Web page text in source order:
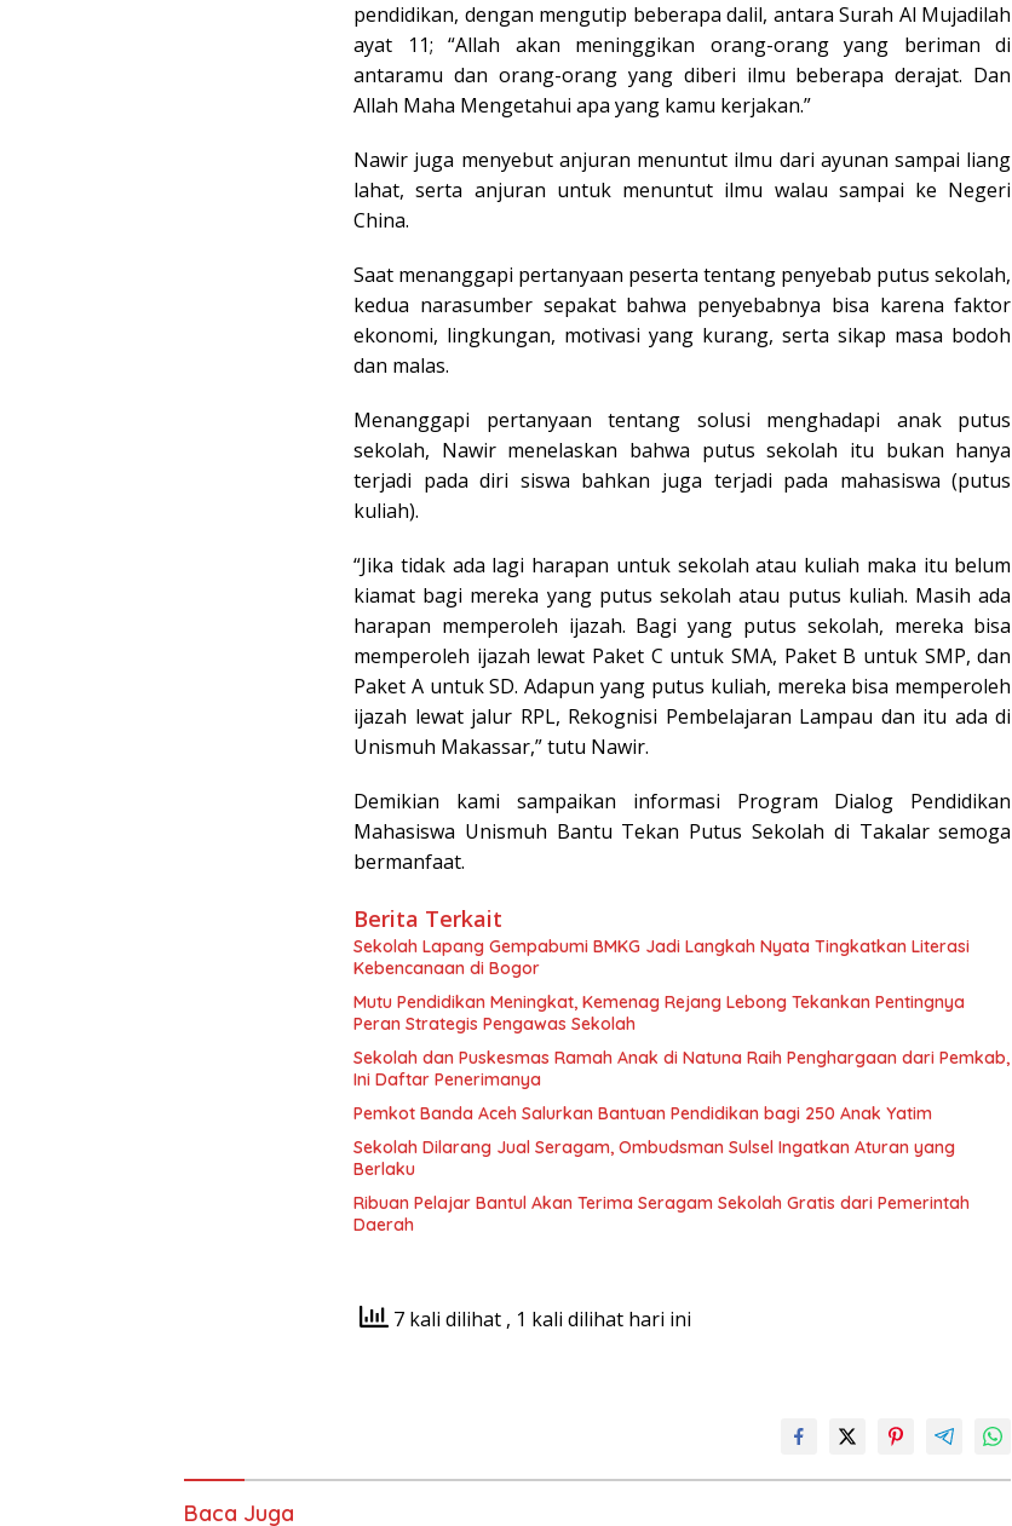
pendidikan, dengan mengutip beberapa dalil, antara Surah Al Mujadilah
ayat 11; “Allah akan meninggikan orang-orang yang beriman di
antaramu dan orang-orang yang diberi ilmu beberapa derajat. Dan
Allah Maha Mengetahui apa yang kamu kerjakan.”
Nawir juga menyebut anjuran menuntut ilmu dari ayunan sampai liang
lahat, serta anjuran untuk menuntut ilmu walau sampai ke Negeri
China.
Saat menanggapi pertanyaan peserta tentang penyebab putus sekolah,
kedua narasumber sepakat bahwa penyebabnya bisa karena faktor
ekonomi, lingkungan, motivasi yang kurang, serta sikap masa bodoh
dan malas.
Menanggapi pertanyaan tentang solusi menghadapi anak putus
sekolah, Nawir menelaskan bahwa putus sekolah itu bukan hanya
terjadi pada diri siswa bahkan juga terjadi pada mahasiswa (putus
kuliah).
“Jika tidak ada lagi harapan untuk sekolah atau kuliah maka itu belum
kiamat bagi mereka yang putus sekolah atau putus kuliah. Masih ada
harapan memperoleh ijazah. Bagi yang putus sekolah, mereka bisa
memperoleh ijazah lewat Paket C untuk SMA, Paket B untuk SMP, dan
Paket A untuk SD. Adapun yang putus kuliah, mereka bisa memperoleh
ijazah lewat jalur RPL, Rekognisi Pembelajaran Lampau dan itu ada di
Unismuh Makassar,” tutu Nawir.
Demikian kami sampaikan informasi Program Dialog Pendidikan
Mahasiswa Unismuh Bantu Tekan Putus Sekolah di Takalar semoga
bermanfaat.
Berita Terkait
Sekolah Lapang Gempabumi BMKG Jadi Langkah Nyata Tingkatkan Literasi
Kebencanaan di Bogor
Mutu Pendidikan Meningkat, Kemenag Rejang Lebong Tekankan Pentingnya
Peran Strategis Pengawas Sekolah
Sekolah dan Puskesmas Ramah Anak di Natuna Raih Penghargaan dari Pemkab,
Ini Daftar Penerimanya
Pemkot Banda Aceh Salurkan Bantuan Pendidikan bagi 250 Anak Yatim
Sekolah Dilarang Jual Seragam, Ombudsman Sulsel Ingatkan Aturan yang
Berlaku
Ribuan Pelajar Bantul Akan Terima Seragam Sekolah Gratis dari Pemerintah
Daerah
7 kali dilihat , 1 kali dilihat hari ini
Baca Juga